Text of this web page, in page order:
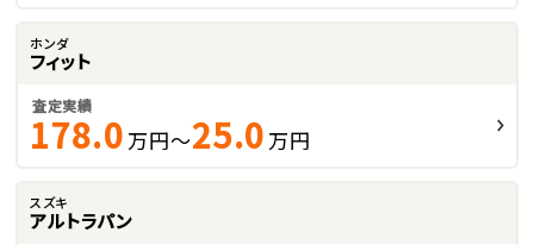
ホンダ
フィット
査定実績
178.0 万円～25.0 万円
スズキ
アルトラパン